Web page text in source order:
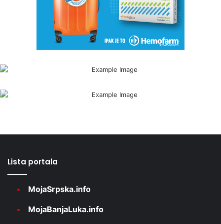
Lista portala
MojaSrpska.info
MojaBanjaLuka.info